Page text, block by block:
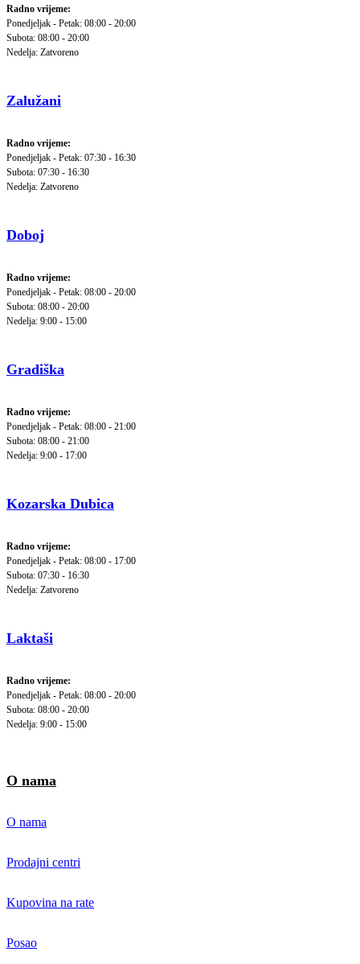
Radno vrijeme:
Ponedjeljak - Petak: 08:00 - 20:00
Subota: 08:00 - 20:00
Nedelja: Zatvoreno
Zalužani
Radno vrijeme:
Ponedjeljak - Petak: 07:30 - 16:30
Subota: 07:30 - 16:30
Nedelja: Zatvoreno
Doboj
Radno vrijeme:
Ponedjeljak - Petak: 08:00 - 20:00
Subota: 08:00 - 20:00
Nedelja: 9:00 - 15:00
Gradiška
Radno vrijeme:
Ponedjeljak - Petak: 08:00 - 21:00
Subota: 08:00 - 21:00
Nedelja: 9:00 - 17:00
Kozarska Dubica
Radno vrijeme:
Ponedjeljak - Petak: 08:00 - 17:00
Subota: 07:30 - 16:30
Nedelja: Zatvoreno
Laktaši
Radno vrijeme:
Ponedjeljak - Petak: 08:00 - 20:00
Subota: 08:00 - 20:00
Nedelja: 9:00 - 15:00
O nama
O nama
Prodajni centri
Kupovina na rate
Posao